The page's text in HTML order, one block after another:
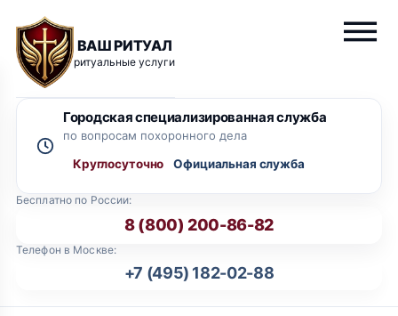
ВАШ РИТУАЛ
ритуальные услуги
Бесплатно по России:
8 (800) 200-86-82
Телефон в Москве:
+7 (495) 182-02-88
Городская специализированная служба
по вопросам похоронного дела
Круглосуточно